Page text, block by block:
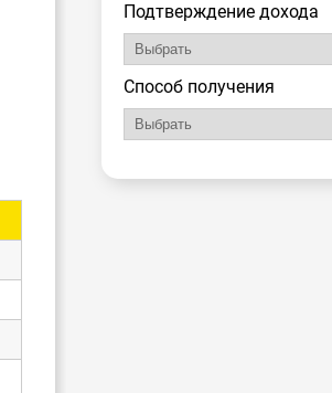
Подтверждение дохода
Способ получения